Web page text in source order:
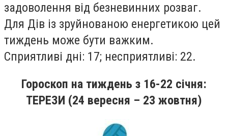
задоволення вiд безневинних розваг.
Для Дiв iз зруйнованою енергетикою цей
тиждень може бути важким.
Сприятливi днi: 17; несприятливi: 22.
Гороскоп на тиждень з 16-22 січня:
ТЕРЕЗИ (24 вересня – 23 жовтня)